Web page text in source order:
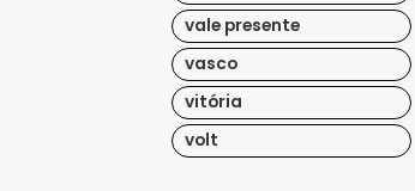
vale presente
vasco
vitória
volt